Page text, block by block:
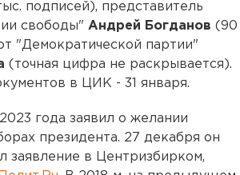
подписей), представитель
свободы" Андрей Богданов (90
"Демократической партии"
(точная цифра не раскрывается).
в ЦИК - 31 января.
года заявил о желании
президента. 27 декабря он
заявление в Центризбирком,